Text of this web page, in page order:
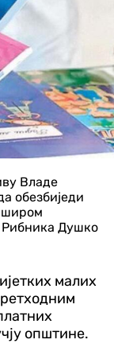
Владе
обезбиједи
широм
Рибника Душко
малих
општине.